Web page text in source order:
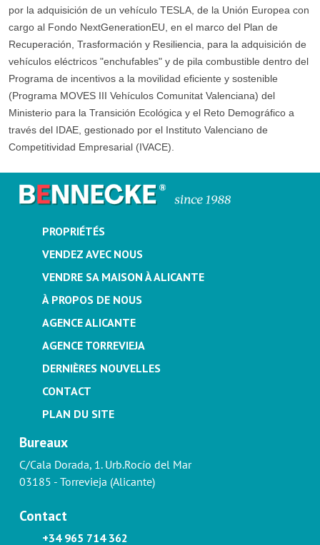
por la adquisición de un vehículo TESLA, de la Unión Europea con
cargo al Fondo NextGenerationEU, en el marco del Plan de
Recuperación, Trasformación y Resiliencia, para la adquisición de
vehículos eléctricos "enchufables" y de pila combustible dentro del
Programa de incentivos a la movilidad eficiente y sostenible
(Programa MOVES III Vehículos Comunitat Valenciana) del
Ministerio para la Transición Ecológica y el Reto Demográfico a
través del IDAE, gestionado por el Instituto Valenciano de
Competitividad Empresarial (IVACE).
PROPRIÉTÉS
VENDEZ AVEC NOUS
VENDRE SA MAISON À ALICANTE
À PROPOS DE NOUS
AGENCE ALICANTE
AGENCE TORREVIEJA
DERNIÈRES NOUVELLES
CONTACT
PLAN DU SITE
Bureaux
C/Cala Dorada, 1. Urb.Rocío del Mar
03185 - Torrevieja (Alicante)
Contact
+34 965 714 362